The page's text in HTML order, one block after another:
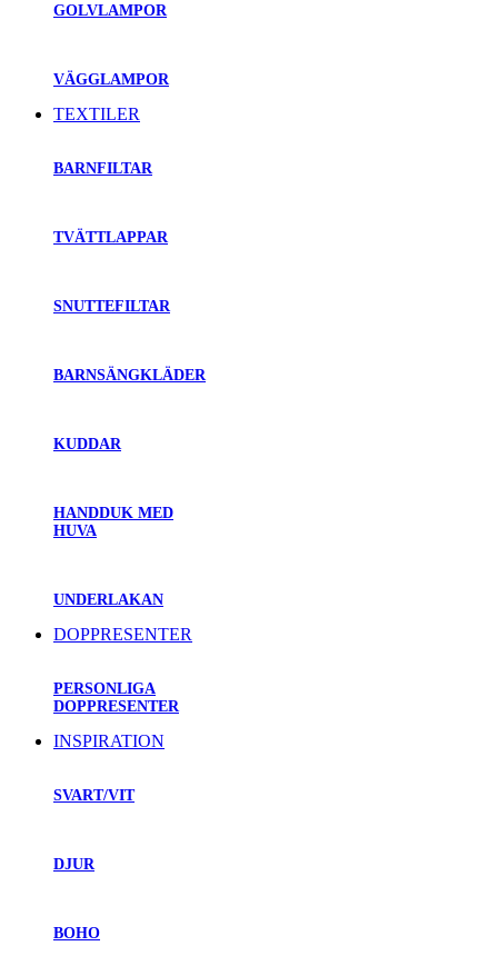
GOLVLAMPOR
VÄGGLAMPOR
TEXTILER
BARNFILTAR
TVÄTTLAPPAR
SNUTTEFILTAR
BARNSÄNGKLÄDER
KUDDAR
HANDDUK MED
HUVA
UNDERLAKAN
DOPPRESENTER
PERSONLIGA
DOPPRESENTER
INSPIRATION
SVART/VIT
DJUR
BOHO